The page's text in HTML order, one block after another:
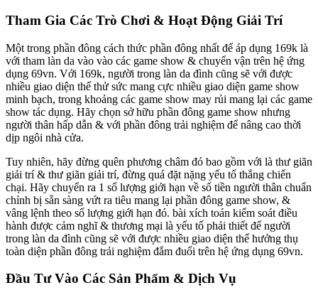
Tham Gia Các Trò Chơi & Hoạt Động Giải Trí
Một trong phần đông cách thức phần đông nhất để áp dụng 169k là
với tham làn da vào vào các game show & chuyển vận trên hệ ứng
dụng 69vn. Với 169k, người trong làn da đình cũng sẽ với được
nhiều giao diện thể thử sức mang cực nhiều giao diện game show
minh bạch, trong khoảng các game show may rủi mang lại các game
show tác dụng. Hãy chọn sở hữu phần đông game show nhưng
người thân hấp dẫn & với phần đông trải nghiệm để nâng cao thời
dịp ngôi nhà cửa.
Tuy nhiên, hãy đừng quên phương châm đó bao gồm với là thư giãn
giải trí & thư giãn giải trí, đừng quá đặt nặng yếu tố thắng chiến
chại. Hãy chuyển ra 1 số lượng giới hạn về số tiền người thân chuẩn
chỉnh bị sẵn sàng vứt ra tiêu mang lại phần đông game show, &
vâng lệnh theo số lượng giới hạn đó. bài xích toán kiểm soát điều
hành được cảm nghĩ & thương mại là yếu tố phải thiết để người
trong làn da đình cũng sẽ với được nhiều giao diện thể hưởng thụ
toàn diện phần đông trải nghiệm đắm đuối trên hệ ứng dụng 69vn.
Đầu Tư Vào Các Sản Phẩm & Dịch Vụ